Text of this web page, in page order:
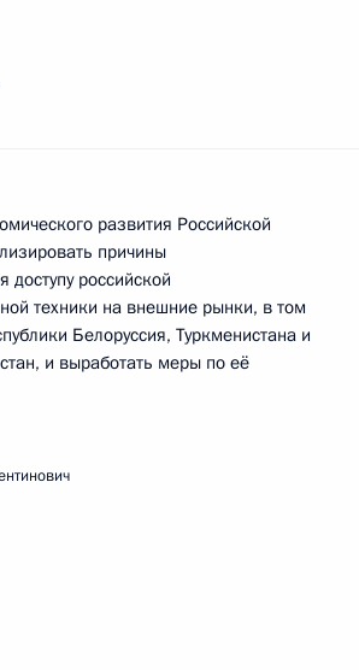
развития Российской
причины
доступу российской
техники на внешние рынки, в том
Белоруссия, Туркменистана и
и выработать меры по её